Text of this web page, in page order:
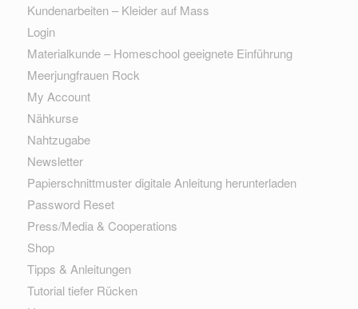
Kundenarbeiten – Kleider auf Mass
Login
Materialkunde – Homeschool geeignete Einführung
Meerjungfrauen Rock
My Account
Nähkurse
Nahtzugabe
Newsletter
Papierschnittmuster digitale Anleitung herunterladen
Password Reset
Press/Media & Cooperations
Shop
Tipps & Anleitungen
Tutorial tiefer Rücken